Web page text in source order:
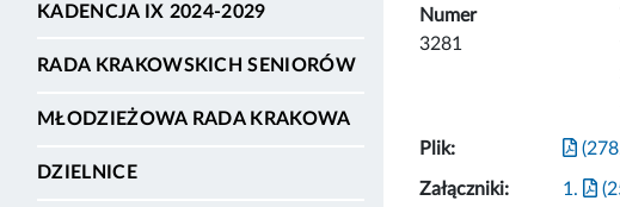
KADENCJA IX 2024-2029
RADA KRAKOWSKICH SENIORÓW
MŁODZIEŻOWA RADA KRAKOWA
DZIELNICE
Numer
3281
Plik:
Załączniki: 1.